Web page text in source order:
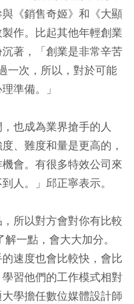
《銷售奇姬》和《大顯
作。比起其他年輕創業
著，「創業是非常辛苦
一次，所以，對於可能
準備。」
也成為業界搶手的人
、難度和量是更高的，
會。有很多特效公司來
人。」邱正寧表示。
所以對方會對你有比較
一點，會大大加分。
速度也會比較快，會比
習他們的工作模式相對
學擔任數位媒體設計師